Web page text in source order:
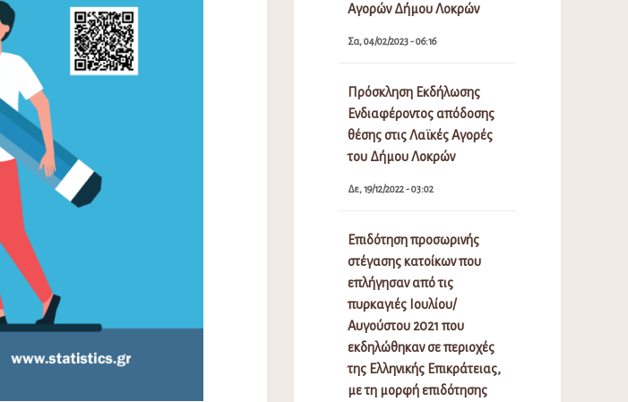
Αγορών Δήμου Λοκρών
Σα, 04/02/2023 - 06:16
Πρόσκληση Εκδήλωσης
Ενδιαφέροντος απόδοσης
θέσης στις Λαϊκές Αγορές
του Δήμου Λοκρών
Δε, 19/12/2022 - 03:02
Επιδότηση προσωρινής
στέγασης κατοίκων που
επλήγησαν από τις
πυρκαγιές Ιουλίου/
Αυγούστου 2021 που
εκδηλώθηκαν σε περιοχές
της Ελληνικής Επικράτειας,
με τη μορφή επιδότησης